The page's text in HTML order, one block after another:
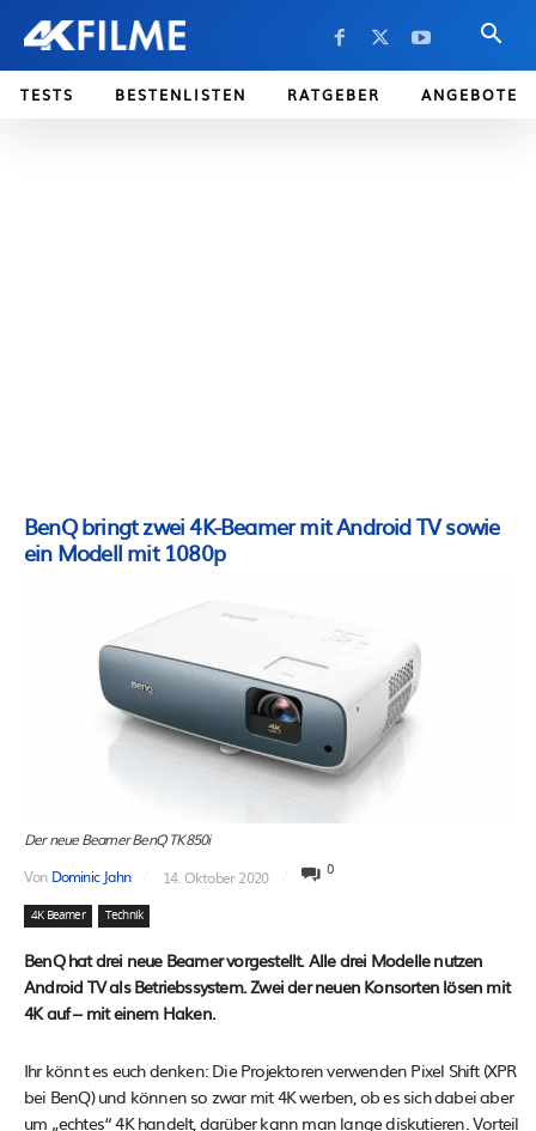
TESTS BESTENLISTEN RATGEBER ANGEBOTE
BenQ bringt zwei 4K-Beamer mit Android TV sowie
ein Modell mit 1080p
Der neue Beamer BenQ TK850i
Von Dominic Jahn 14. Oktober 2020 0
4K Beamer Technik
BenQ hat drei neue Beamer vorgestellt. Alle drei Modelle nutzen
Android TV als Betriebssystem. Zwei der neuen Konsorten lösen mit
4K auf – mit einem Haken.
Ihr könnt es euch denken: Die Projektoren verwenden Pixel Shift (XPR
bei BenQ) und können so zwar mit 4K werben, ob es sich dabei aber
um „echtes“ 4K handelt, darüber kann man lange diskutieren. Vorteil